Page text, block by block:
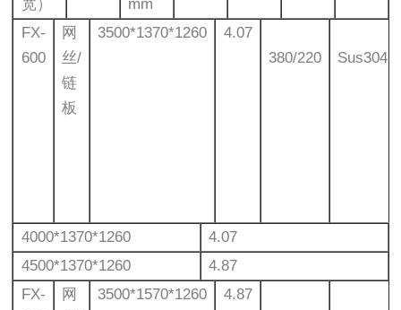
宽）
mm
FX-
600
网
丝/
链
板
3500*1370*1260
4.07
380/220
Sus304
4000*1370*1260
4.07
4500*1370*1260
4.87
FX-
网
3500*1570*1260 4.87